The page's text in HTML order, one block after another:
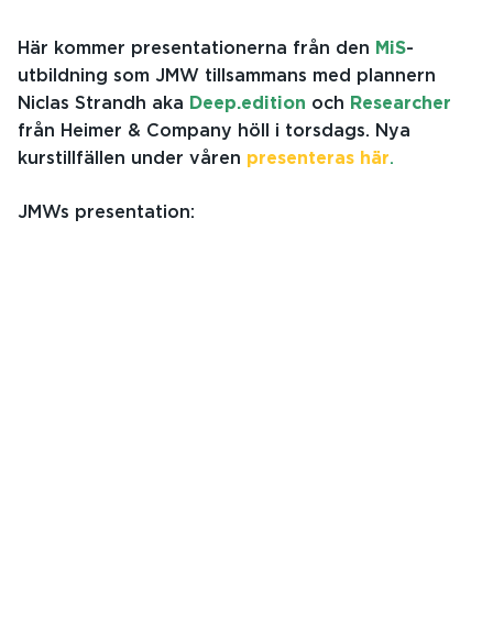
Här kommer presentationerna från den MiS-
utbildning som JMW tillsammans med plannern
Niclas Strandh aka Deep.edition och Researcher
från Heimer & Company höll i torsdags. Nya
kurstillfällen under våren presenteras här.
JMWs presentation: